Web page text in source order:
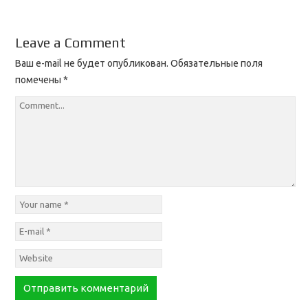
Leave a Comment
Ваш e-mail не будет опубликован. Обязательные поля
помечены*